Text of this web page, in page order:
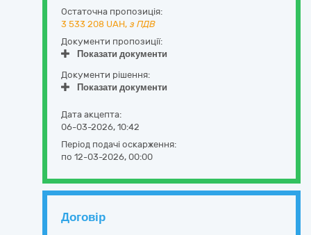
Остаточна пропозиція:
3 533 208 UAH, з ПДВ
Документи пропозиції:
Показати документи
Документи рішення:
Показати документи
Дата акцепта:
06-03-2026, 10:42
Період подачі оскарження:
по 12-03-2026, 00:00
Договір